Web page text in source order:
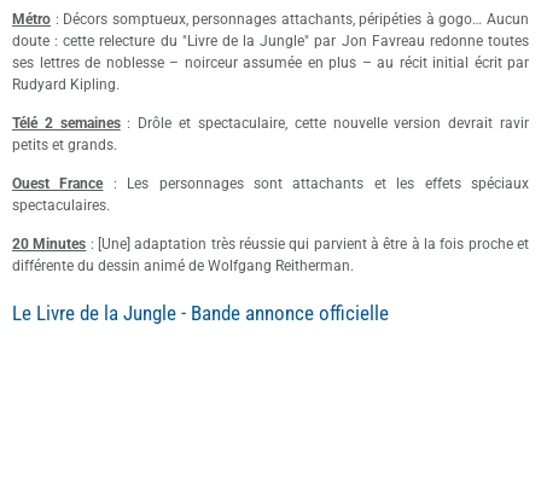
Métro : Décors somptueux, personnages attachants, péripéties à gogo… Aucun
doute : cette relecture du "Livre de la Jungle" par Jon Favreau redonne toutes
ses lettres de noblesse – noirceur assumée en plus – au récit initial écrit par
Rudyard Kipling.
Télé 2 semaines: Drôle et spectaculaire, cette nouvelle version devrait ravir
petits et grands.
Ouest France: Les personnages sont attachants et les effets spéciaux
spectaculaires.
20 Minutes : [Une] adaptation très réussie qui parvient à être à la fois proche et
différente du dessin animé de Wolfgang Reitherman.
Le Livre de la Jungle - Bande annonce officielle